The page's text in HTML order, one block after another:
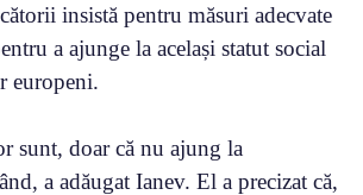
insistă pentru măsuri adecvate
a ajunge la același statut social
europeni.
sunt, doar că nu ajung la
a adăugat Ianev. El a precizat că,